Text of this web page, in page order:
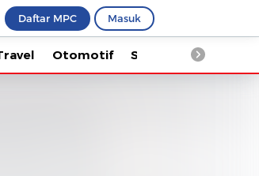
Daftar MPC Masuk